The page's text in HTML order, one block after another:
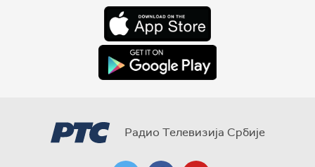
Радио Телевизија Србије